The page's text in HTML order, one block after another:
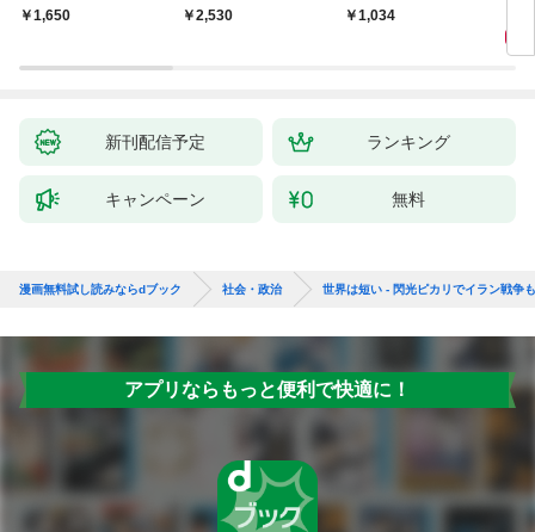
￥1,650
ド
￥2,530
1,034
新刊配信予定 ランキング
キャンペーン 無料
漫画無料試し読みならdブック 社会・政治 世界は短い - 閃光ピカリでイラン戦争
アプリならもっと便利で快適に！